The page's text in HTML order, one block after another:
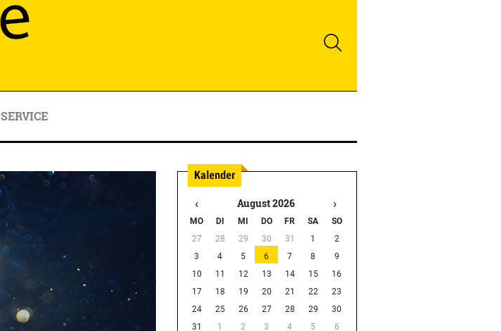
SERVICE
‹ August 2026 ›
MO DI MI DO FR SA
SO
27
28 29 30 31 1
2
3
4 5 6 7 8
9
10
11 12 13 14 15
16
17
18 19 20 21 22
23
24
25 26 27 28 29
30
31
1 2 3 4 5 6